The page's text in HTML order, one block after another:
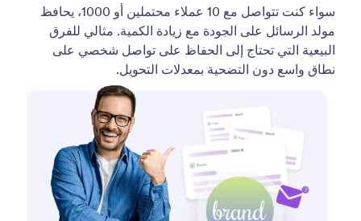
سواء كنت تتواصل مع 10 عملاء محتملين أو 1000، يحافظ
مولد الرسائل على الجودة مع زيادة الكمية. مثالي للفرق
البيعية التي تحتاج إلى الحفاظ على تواصل شخصي على
نطاق واسع دون التضحية بمعدلات التحويل.